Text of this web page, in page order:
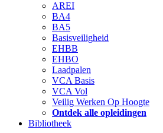
AREI
BA4
BA5
Basisveiligheid
EHBB
EHBO
Laadpalen
VCA Basis
VCA Vol
Veilig Werken Op Hoogte
Ontdek alle opleidingen
Bibliotheek